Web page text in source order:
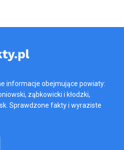
informacje obejmujące powiaty:
ząbkowicki i kłodzki,
Sprawdzone fakty i wyraziste